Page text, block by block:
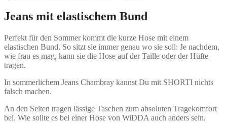
Jeans mit elastischem Bund
Perfekt für den Sommer kommt die kurze Hose mit einem
elastischen Bund. So sitzt sie immer genau wo sie soll: Je nachdem,
wie frau es mag, kann sie die Hose auf der Taille oder der Hüfte
tragen.
In sommerlichem Jeans Chambray kannst Du mit SHORTI nichts
falsch machen.
An den Seiten tragen lässige Taschen zum absoluten Tragekomfort
bei. Wie sollte es bei einer Hose von WiDDA auch anders sein.